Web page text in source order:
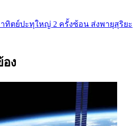
ทิตย์ปะทุใหญ่ 2 ครั้งซ้อน ส่งพายุสุริยะ
ง